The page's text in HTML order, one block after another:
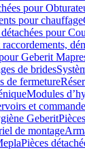
pour
pour chauffage
pour
Geberit
de brides
de fermeture
Modules
et
Geberit
de montage
Pièces